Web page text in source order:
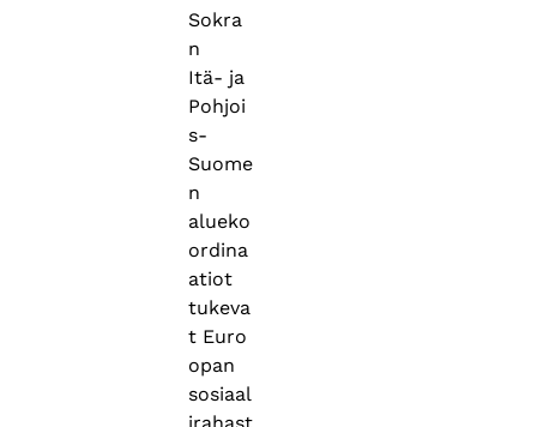
Sokra
n
Itä- ja
Pohjoi
s-
Suome
n
alueko
ordina
atiot
tukeva
t Euro
opan
sosiaal